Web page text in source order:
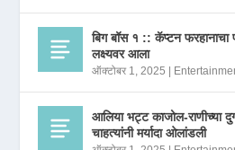
बिग बॉस १ :: कॅप्टन फरहानाचा
लक्ष्यवर आला
ऑक्टोबर 1, 2025
आलिया भट्ट काजोल-राणीच्या
चाहत्यांनी मर्यादा ओलांडली